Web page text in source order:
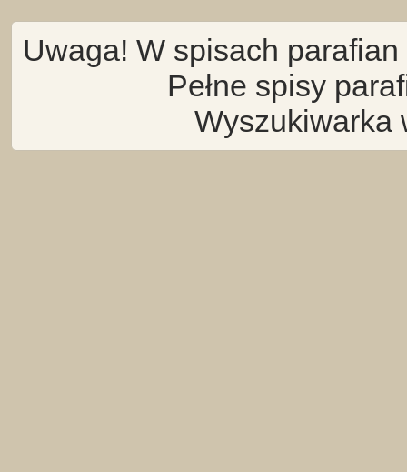
Uwaga! W spisach
Pełne spisy
Wyszukiwarka